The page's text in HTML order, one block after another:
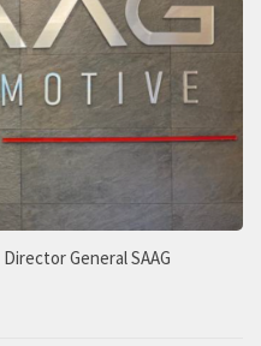
General SAAG